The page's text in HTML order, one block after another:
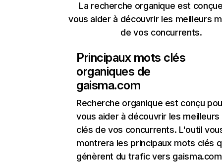
La recherche organique est
vous aider à découvrir les meilleurs
de vos concurrents.
Principaux mots clés
organiques de
gaisma.com
Recherche organique est conçu
vous aider à découvrir les
clés de vos concurrents. L'outil
montrera les principaux mots clés
génèrent du trafic vers